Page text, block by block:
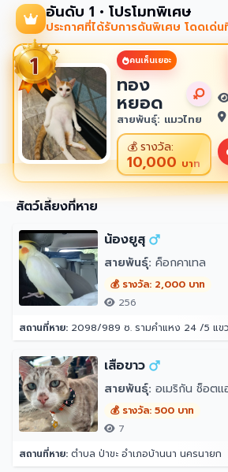
อันดับ 1 • โปรโมทพิเศษ
ประกาศที่ได้รับการดันพิเศษ โดดเด่
คนเห็นเยอะ
ทอง
หยอด
สายพันธุ์: แมวไทย
💰รางวัล:
10,000 บาท
สัตว์เลี้ยงที่หาย
น้องยูสุ
สายพันธุ์: ค็อกคาเทล
💰 รางวัล: 2,000 บาท
256
สถานที่หาย: 2098/989 ซ. รามคำแหง 24 /5 แขวงหัวหมาก
เสือขาว
สายพันธุ์: อเมริกัน ช็อตแ
💰 รางวัล: 500 บาท
7
สถานที่หาย: ตำบล ป่าขะ อำเภอบ้านนา นครนายก